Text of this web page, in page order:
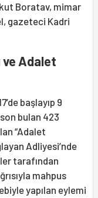
Boratav, mimar
gazeteci Kadri
ve Adalet
başlayıp 9
bulan 423
“Adalet
Adliyesi’nde
tarafından
mahpus
yapılan eylemi